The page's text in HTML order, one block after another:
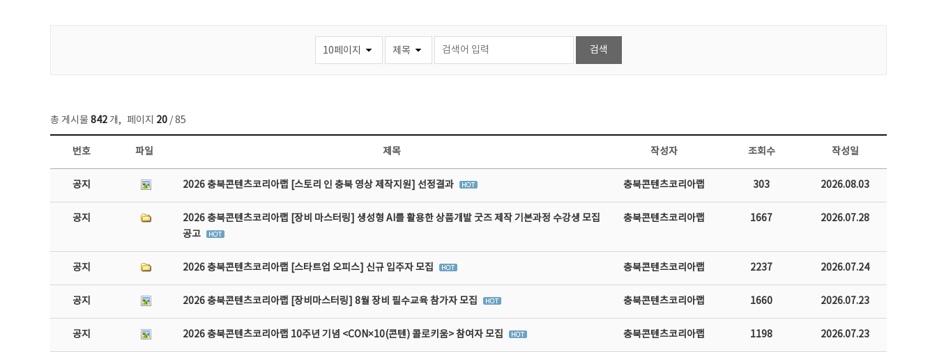
총 게시물 842 개, 페이지 20 / 85
공지사항 목록 - 번호, 제목, 작성자, 파일, 조회수, 작성일 정보 제공
번호 파일 제목 작성자 조회수 작성일
공지 2026 충북콘텐츠코리아랩 [스토리 인 충북 영상 제작지원] 선정결과 충북콘텐츠코리아랩 303 2026.08.03
공지
2026 충북콘텐츠코리아랩 [장비 마스터링] 생성형 AI를 활용한 상품개발 굿즈 제작 기본과정 수강생 모집
공고
충북콘텐츠코리아랩 1667 2026.07.28
공지 2026 충북콘텐츠코리아랩 [스타트업 오피스] 신규 입주자 모집 충북콘텐츠코리아랩 2237 2026.07.24
공지 2026 충북콘텐츠코리아랩 [장비마스터링] 8월 장비 필수교육 참가자 모집 충북콘텐츠코리아랩 1660 2026.07.23
공지 2026 충북콘텐츠코리아랩 10주년 기념 <CON×10(콘텐) 콜로키움> 참여자 모집 충북콘텐츠코리아랩 1198 2026.07.23